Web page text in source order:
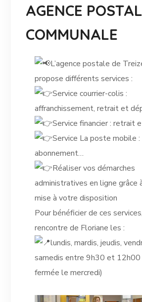
AGENCE
COMMUNALE
L’agence postale de
propose différents services :
Service courrier-colis :
affranchissement, retrait et
Service financier : retrait
Service La poste mobile :
abonnement…
Réaliser vos démarches
administratives en ligne
mise à votre disposition
Pour bénéficier de ces
rencontre de Floriane les :
lundis, mardis, jeudis,
samedis entre 9h30 et 12h00
fermée le mercredi)